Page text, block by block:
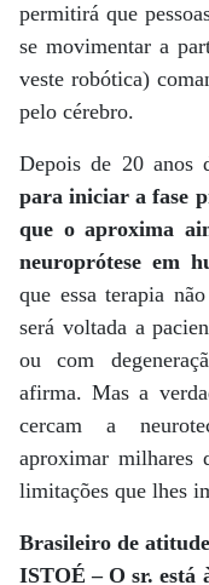
permitirá que
se movimentar a
veste robótica)
pelo cérebro.
Depois de 20 anos
para iniciar a fase
que o aproxima
neuroprótese em
que essa terapia
será voltada a
ou com
afirma. Mas a
cercam a
aproximar milhares
limitações que lhes
Brasileiro de atitude
ISTOÉ – O sr.